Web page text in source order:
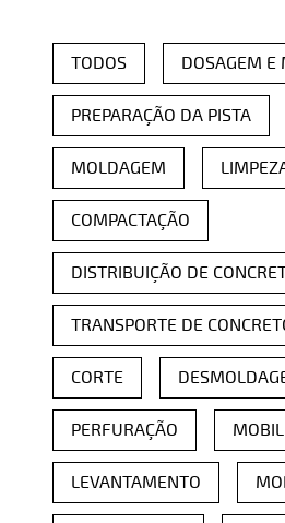
TODOS DOSAGEM E
PREPARAÇÃO DA PISTA
MOLDAGEM
COMPACTAÇÃO
DISTRIBUIÇÃO DE
TRANSPORTE DE
CORTE
PERFURAÇÃO
LEVANTAMENTO